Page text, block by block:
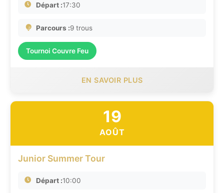
Départ :17:30
Parcours :9 trous
Tournoi Couvre Feu
EN SAVOIR PLUS
19
AOÛT
Junior Summer Tour
Départ :10:00